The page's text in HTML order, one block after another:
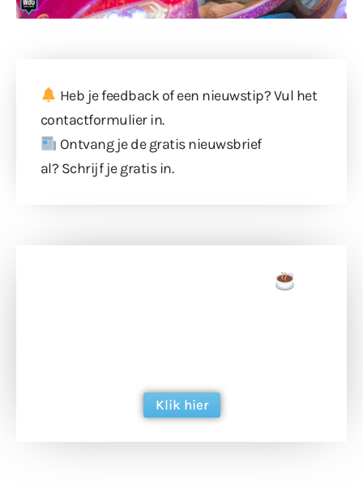
Heb je feedback of een nieuwstip? Vul het
contactformulierin.
Ontvang je de gratis nieuwsbrief
al? Schrijf je gratis in.
Klik hier